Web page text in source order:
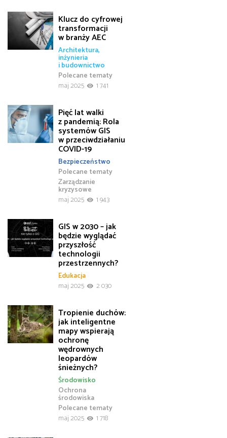
Klucz do cyfrowej
transformacji
w branży AEC
Architektura,
inżynieria
i budownictwo
Polecane tematy
maj 2025
1 741
Pięć lat walki
z pandemią: Rola
systemów GIS
w przeciwdziałaniu
COVID-19
Bezpieczeństwo
Polecane tematy
Zarządzanie
kryzysowe
maj 2025
1 943
GIS w 2030 – jak
będzie wyglądać
przyszłość
technologii
przestrzennych?
Edukacja
maj 2025
2 030
Tropienie duchów:
jak inteligentne
mapy wspierają
ochronę
wędrownych
leopardów
śnieżnych?
Ochrona
środowiska
Polecane tematy
Środowisko
maj 2025 1 718